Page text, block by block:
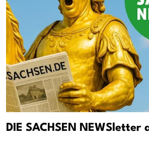
DIE SACHSEN NEWSletter